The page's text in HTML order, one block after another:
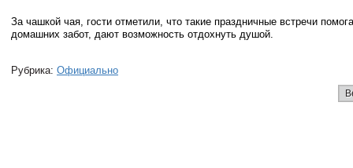
За чашкой чая, гости отметили, что такие праздничные встречи
домашних забот, дают возможность отдохнуть душой.
Рубрика: Официально